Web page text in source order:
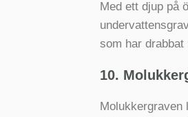
Med ett djup på
som har drabbat
10.
Molukkergraven